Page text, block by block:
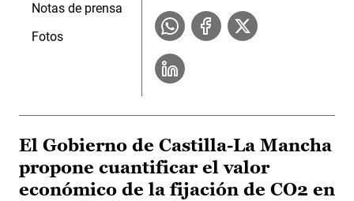
Notas de prensa
Fotos
El Gobierno de Castilla-La Mancha
propone cuantificar el valor
económico de la fijación de CO2 en